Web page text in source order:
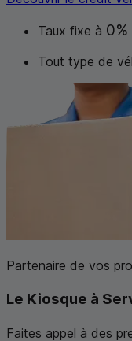
Taux fixe à 0%
Tout type de
Partenaire de vos
Le Kiosque à
Faites appel à des